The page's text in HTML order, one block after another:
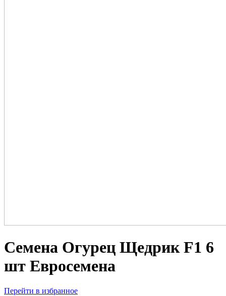
Семена Огурец Щедрик F1 6
шт Евросемена
Перейти в избранное